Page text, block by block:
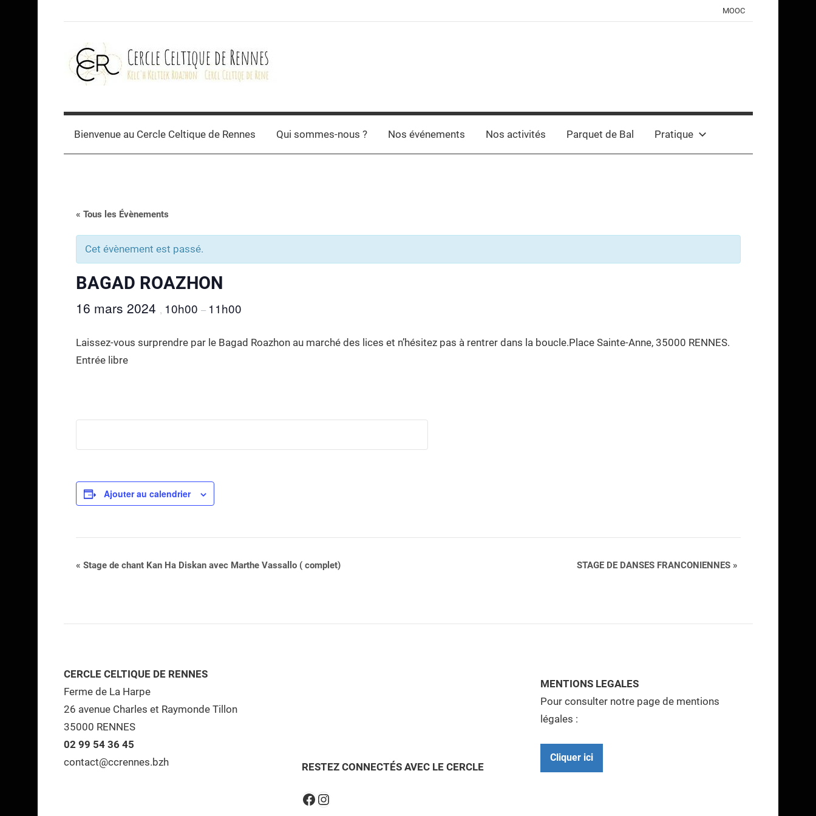
MOOC
Cercle
celtique
Rennes
Bienvenue au Cercle Celtique de Rennes Qui sommes-nous ? Nos événements Nos activités Parquet de Bal Pratique
« Tous les Évènements
Cet évènement est passé.
BAGAD ROAZHON
16 mars 2024 , 10h00 – 11h00
Laissez-vous surprendre par le Bagad Roazhon au marché des lices et n’hésitez pas à rentrer dans la boucle.Place Sainte-Anne, 35000 RENNES.
Entrée libre
Ajouter au calendrier
Navigation
« Stage de chant Kan Ha Diskan avec Marthe Vassallo ( complet) STAGE DE DANSES FRANCONIENNES »
CERCLE CELTIQUE DE RENNES
Ferme de La Harpe
26 avenue Charles et Raymonde Tillon
35000 RENNES
02 99 54 36 45
contact@ccrennes.bzh
RESTEZ CONNECTÉS AVEC LE CERCLE
Facebook
Instagram
MENTIONS LEGALES
Pour consulter notre page de mentions
légales :
Cliquer ici